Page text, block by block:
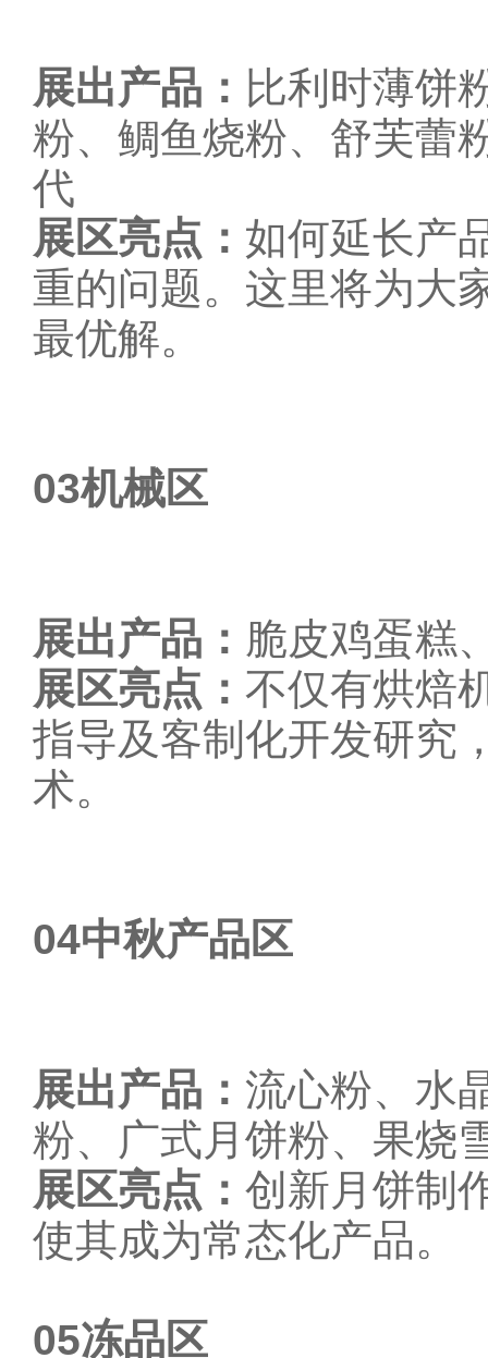
展出产品： 比利时薄饼
粉、鲷鱼烧粉、舒芙蕾
代
展区亮点： 如何延长产
重的问题。这里将为大
最优解。
03机械区
展出产品： 脆皮鸡蛋糕
展区亮点： 不仅有烘焙
指导及客制化开发研究
术。
04中秋产品区
展出产品： 流心粉、水
粉、广式月饼粉、果烧
展区亮点： 创新月饼制
使其成为常态化产品。
05冻品区